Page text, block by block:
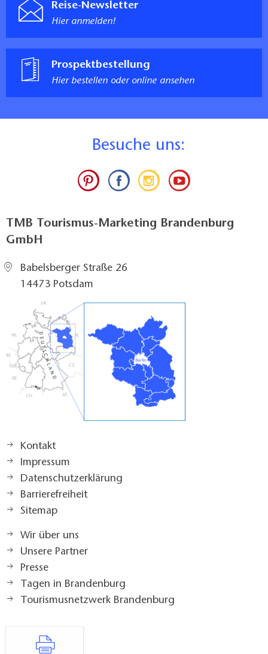
Reise-Newsletter
Hier anmelden!
Prospektbestellung
Hier bestellen oder online ansehen
Besuche uns:
TMB Tourismus-Marketing Brandenburg
GmbH
Babelsberger Straße 26
14473 Potsdam
Kontakt
Impressum
Datenschutzerklärung
Barrierefreiheit
Sitemap
Wir über uns
Unsere Partner
Presse
Tagen in Brandenburg
Tourismusnetzwerk Brandenburg